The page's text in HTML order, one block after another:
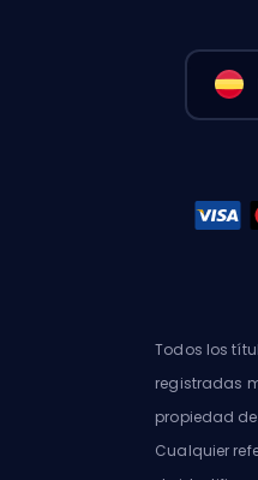
Todos los
registradas
propiedad
Cualquier